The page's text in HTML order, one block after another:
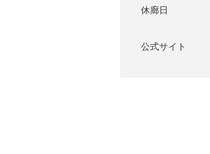
休廊日
公式サイト